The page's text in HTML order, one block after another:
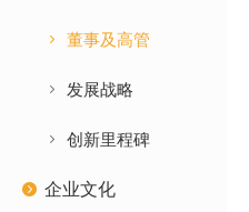
董事及高管
发展战略
创新里程碑
企业文化